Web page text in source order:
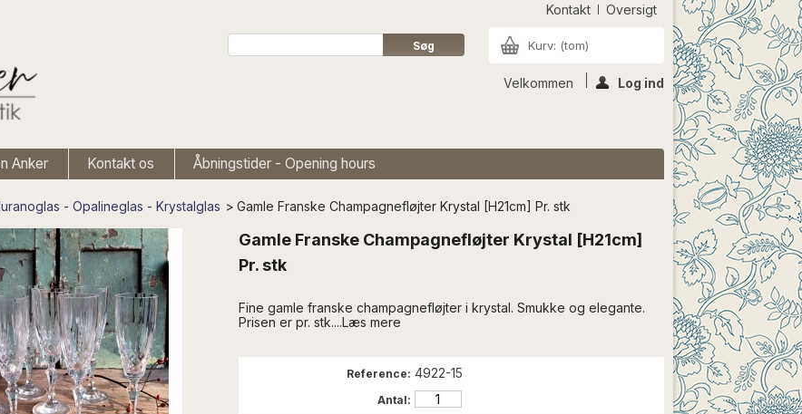
Kontakt Oversigt
Kurv: (tom)
Velkommen Log ind
Anker Kontakt os Åbningstider - Opening hours
- Opalineglas - Krystalglas > Gamle Franske Champagnefløjter Krystal [H21cm] Pr. stk
Gamle Franske Champagnefløjter Krystal [H21cm]
Pr. stk
Fine gamle franske champagnefløjter i krystal. Smukke og elegante.
Prisen er pr. stk....Læs mere
Reference: 4922-15
Antal: